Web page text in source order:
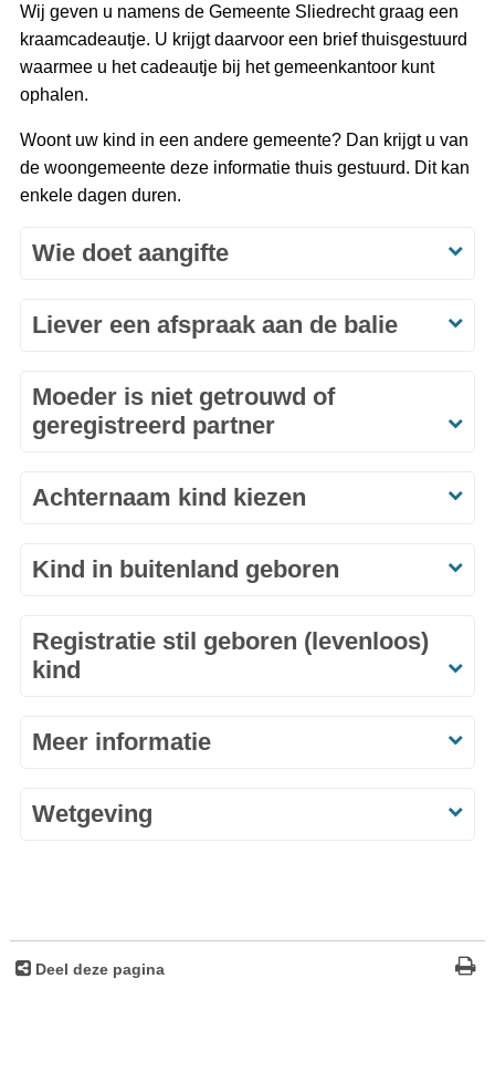
Wij geven u namens de Gemeente Sliedrecht graag een
kraamcadeautje. U krijgt daarvoor een brief thuisgestuurd
waarmee u het cadeautje bij het gemeenkantoor kunt
ophalen.
Woont uw kind in een andere gemeente? Dan krijgt u van
de woongemeente deze informatie thuis gestuurd. Dit kan
enkele dagen duren.
Wie doet aangifte
Liever een afspraak aan de balie
Moeder is niet getrouwd of
geregistreerd partner
Achternaam kind kiezen
Kind in buitenland geboren
Registratie stil geboren (levenloos)
kind
Meer informatie
Wetgeving
Deel deze pagina